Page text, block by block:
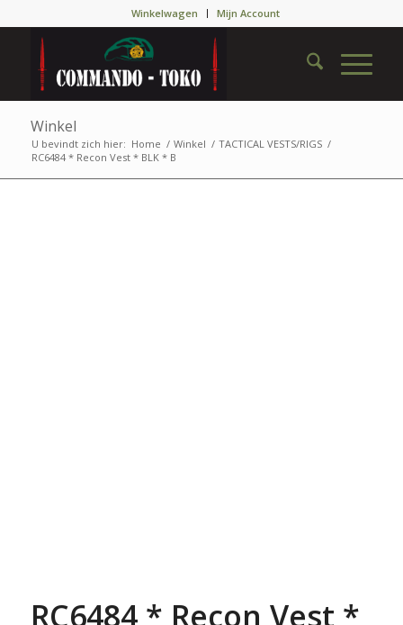
Winkelwagen Mijn Account
Winkel
U bevindt zich hier: Home / Winkel / TACTICAL VESTS/RIGS /
RC6484 * Recon Vest * BLK * B
RC6484 * Recon Vest *